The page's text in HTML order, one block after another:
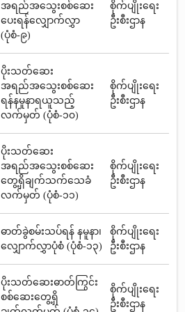
အရည်အသွေးစစ်ဆေး
ပေးရန်လျှောက်လွှာ
(ပုံစံ-၉)
စိုက်ပျိုးရေး
ဦးစီးဌာန
ပိုးသတ်ဆေး
အရည်အသွေးစစ်ဆေး
ရန်နမူနာရယူသည့်
လက်မှတ် (ပုံစံ-၁၀)
စိုက်ပျိုးရေး
ဦးစီးဌာန
ပိုးသတ်ဆေး
အရည်အသွေးစစ်ဆေး
တွေ့ရှိချက်သက်သေခံ
လက်မှတ် (ပုံစံ-၁၁)
စိုက်ပျိုးရေး
ဦးစီးဌာန
ဓာတ်ခွဲစမ်းသပ်ရန် နမူနာ၊
လျှောက်လွှာပုံစံ (ပုံစံ-၁၃)
စိုက်ပျိုးရေး
ဦးစီးဌာန
ပိုးသတ်ဆေးဓာတ်ကြွင်း
စစ်ဆေးတွေ့ရှိ
စိုက်ပျိုးရေး
ဦးစီးဌာန